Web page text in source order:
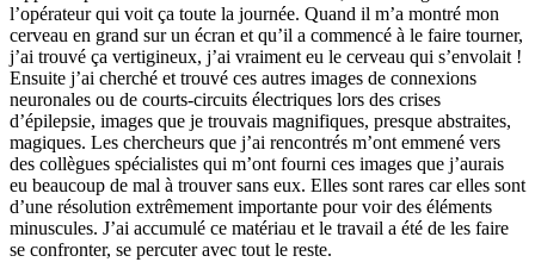
l’opérateur qui voit ça toute la journée. Quand il m’a montré mon
cerveau en grand sur un écran et qu’il a commencé à le faire tourner,
j’ai trouvé ça vertigineux, j’ai vraiment eu le cerveau qui s’envolait !
Ensuite j’ai cherché et trouvé ces autres images de connexions
neuronales ou de courts-circuits électriques lors des crises
d’épilepsie, images que je trouvais magnifiques, presque abstraites,
magiques. Les chercheurs que j’ai rencontrés m’ont emmené vers
des collègues spécialistes qui m’ont fourni ces images que j’aurais
eu beaucoup de mal à trouver sans eux. Elles sont rares car elles sont
d’une résolution extrêmement importante pour voir des éléments
minuscules. J’ai accumulé ce matériau et le travail a été de les faire
se confronter, se percuter avec tout le reste.